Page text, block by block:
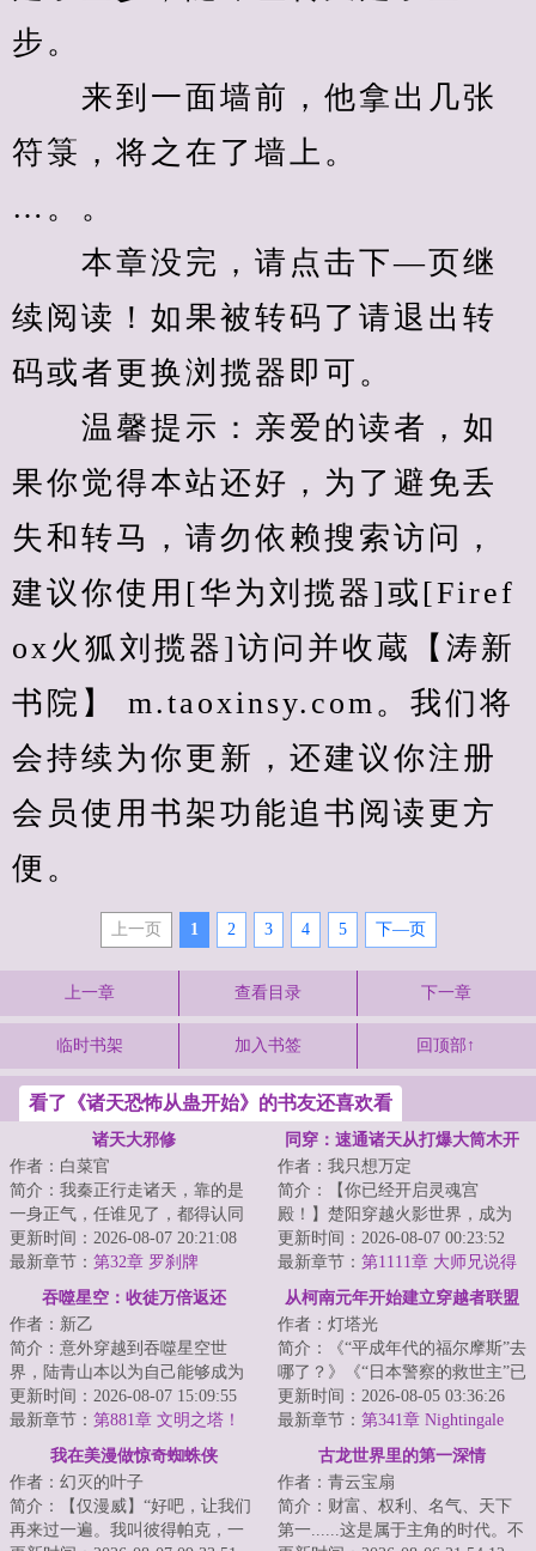
步。
来到一面墙前，他拿出几张
符箓，将之在了墙上。
…。。
本章没完，请点击下—页继
续阅读！如果被转码了请退出转
码或者更换浏揽器即可。
温馨提示：亲爱的读者，如
果你觉得本站还好，为了避免丢
失和转马，请勿依赖搜索访问，
建议你使用[华为刘揽器]或[Firef
ox火狐刘揽器]访问并收蔵【涛新
书院】 m.taoxinsy.com。我们将
会持续为你更新，还建议你注册
会员使用书架功能追书阅读更方
便。
上一页 1 2 3 4 5 下—页
上一章 查看目录 下一章
临时书架 加入书签 回顶部↑
看了《诸天恐怖从蛊开始》的书友还喜欢看
诸天大邪修
作者：白菜官
简介：我秦正行走诸天，靠的是
一身正气，任谁见了，都得认同
我是正气的化身。正气：别来沾
边！一个邪修在...
更新时间：2026-08-07 20:21:08
最新章节： 第32章 罗刹牌
同穿：速通诸天从打爆大筒木开
始
作者：我只想万定
简介：【你已经开启灵魂宫
殿！】楚阳穿越火影世界，成为
千手一族一员，但似乎穿越的有
点早，穿越忍村都还...
更新时间：2026-08-07 00:23:52
最新章节： 第1111章 大师兄说得
对
吞噬星空：收徒万倍返还
作者：新乙
简介：意外穿越到吞噬星空世
界，陆青山本以为自己能够成为
强者，不曾想九万年依旧还是宇
宙九阶。就在大限...
更新时间：2026-08-07 15:09:55
最新章节： 第881章 文明之塔！
从柯南元年开始建立穿越者联盟
作者：灯塔光
简介：《“平成年代的福尔摩斯”去
哪了？》《“日本警察的救世主”已
经消失整整两月！》《神奇的破
案技巧...
更新时间：2026-08-05 03:36:26
最新章节： 第341章 Nightingale
Pledge！
我在美漫做惊奇蜘蛛侠
作者：幻灭的叶子
简介：【仅漫威】“好吧，让我们
再来过一遍。我叫彼得帕克，一
古龙世界里的第一深情
作者：青云宝扇
简介：财富、权利、名气、天下
第一......这是属于主角的时代。不